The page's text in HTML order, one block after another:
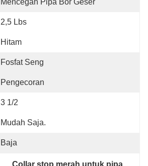
Mencegah Pipa Bor Geser
2,5 Lbs
Hitam
Fosfat Seng
Pengecoran
3 1/2
Mudah Saja.
Baja
Collar stop merah untuk pipa